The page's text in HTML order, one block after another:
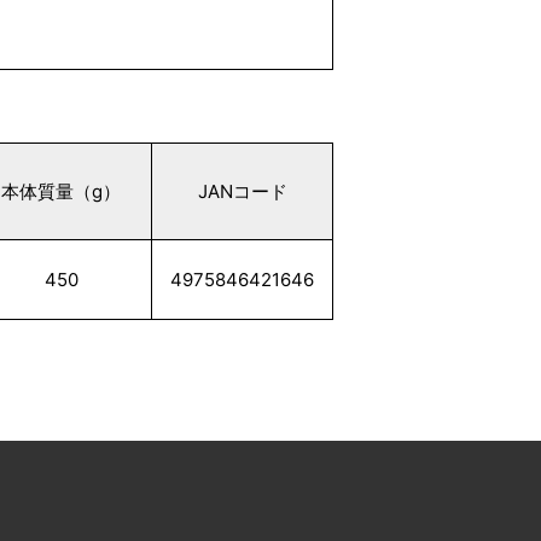
本体質量（g）
450
JANコード
4975846421646